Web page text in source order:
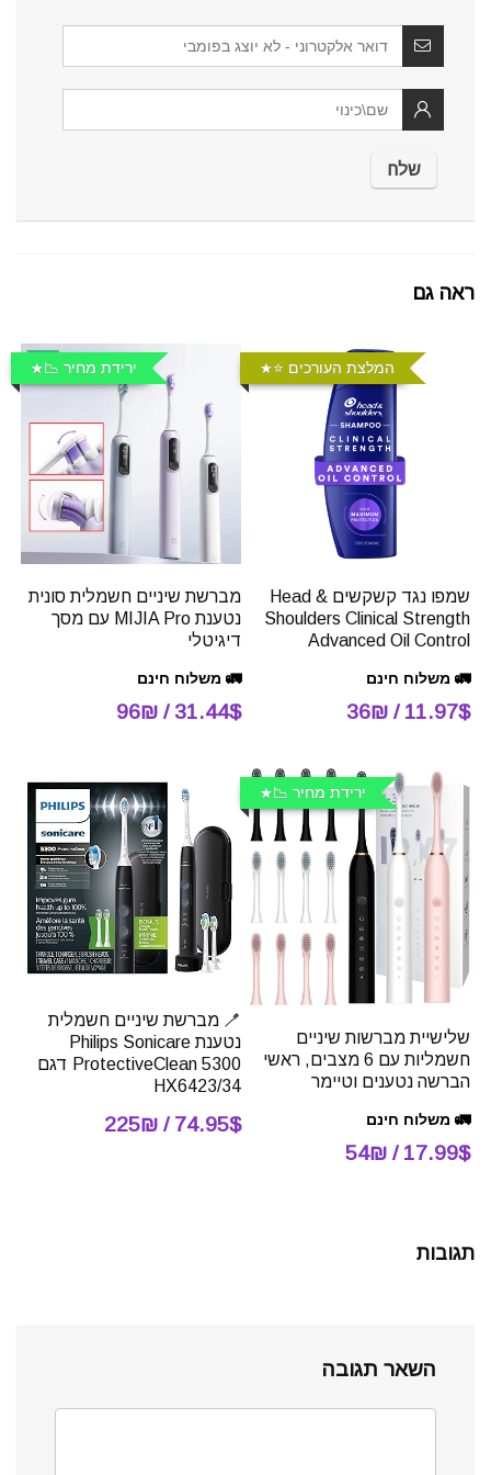
ראה גם
המלצת העורכים ⭐️
שמפו נגד קשקשים Head &
Shoulders Clinical Strength
Advanced Oil Control
🚛 משלוח חינם
11.97$ / 36₪
ירידת מחיר 📉
מברשת שיניים חשמלית סונית
נטענת MIJIA Pro עם מסך
דיגיטלי
🚛 משלוח חינם
31.44$ / 96₪
ירידת מחיר 📉
שלישיית מברשות שיניים
חשמליות עם 6 מצבים, ראשי
הברשה נטענים וטיימר
🚛 משלוח חינם
17.99$ / 54₪
🪥 מברשת שיניים חשמלית
נטענת Philips Sonicare
ProtectiveClean 5300 דגם
HX6423/34
74.95$ / 225₪
תגובות
השאר תגובה